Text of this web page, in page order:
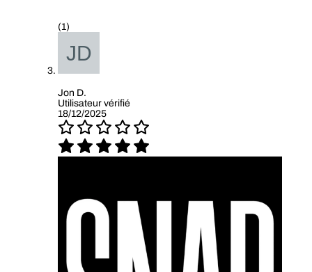
(1)
Jon D.
Utilisateur vérifié
18/12/2025